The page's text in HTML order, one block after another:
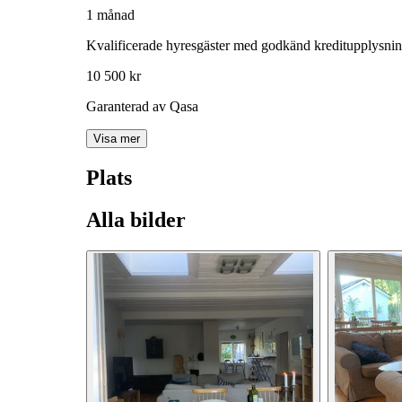
1 månad
Kvalificerade hyresgäster med godkänd
10 500 kr
Garanterad av Qasa
Visa mer
Plats
Alla bilder